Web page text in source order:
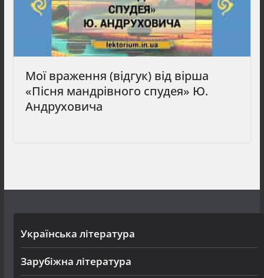
Мої враження (відгук) від вірша
«Пісня мандрівного спудея» Ю.
Андруховича
Українська література
Зарубіжна література